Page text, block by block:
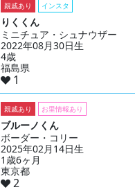
親戚あり インスタ
りくくん
ミニチュア・シュナウザー
2022年08月30日生
4歳
福島県
1
親戚あり お里情報あり
ブルーノくん
ボーダー・コリー
2025年02月14日生
1歳6ヶ月
東京都
2